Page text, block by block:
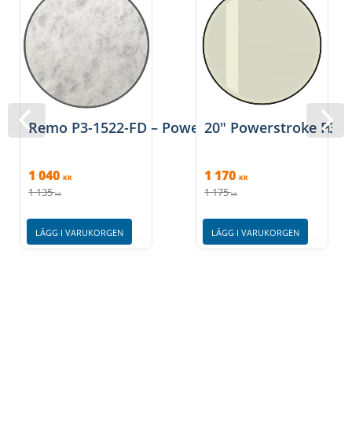
Remo P3-1522-FD – Powerstroke 3 Fiberskyn
1 040 KR
1 135 KR
LÄGG I VARUKORGEN
20" Powerstroke P3
1 170 KR
1 175 KR
LÄGG I VARUKORGEN